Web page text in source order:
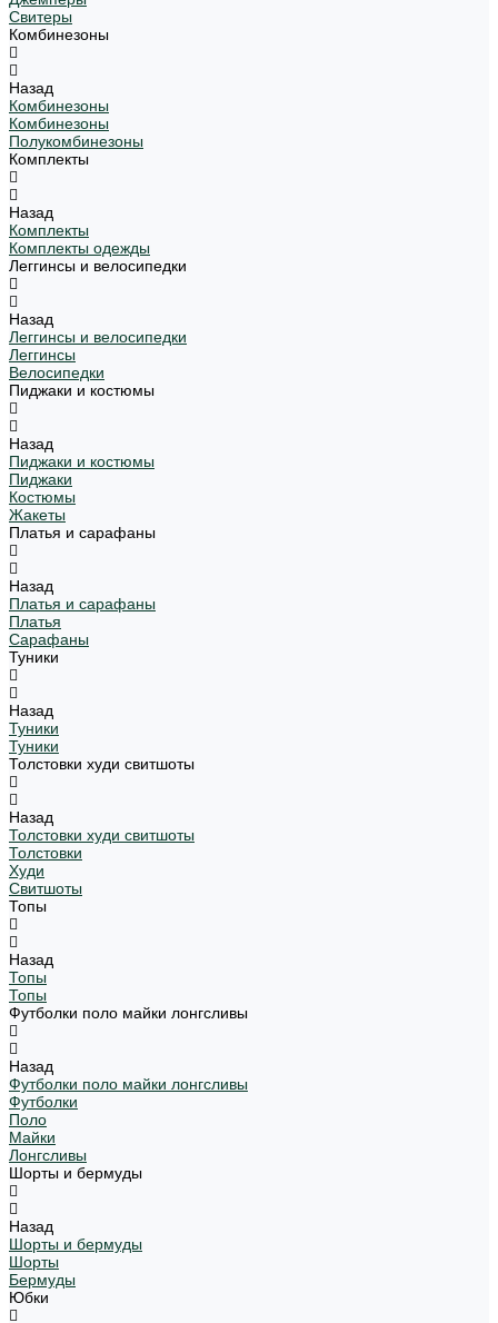
Свитеры
Комбинезоны
Назад
Комбинезоны
Комбинезоны
Полукомбинезоны
Комплекты
Назад
Комплекты
Комплекты одежды
Леггинсы и велосипедки
Назад
Леггинсы и велосипедки
Леггинсы
Велосипедки
Пиджаки и костюмы
Назад
Пиджаки и костюмы
Пиджаки
Костюмы
Жакеты
Платья и сарафаны
Назад
Платья и сарафаны
Платья
Сарафаны
Туники
Назад
Туники
Туники
Толстовки худи свитшоты
Назад
Толстовки худи свитшоты
Толстовки
Худи
Свитшоты
Топы
Назад
Топы
Топы
Футболки поло майки лонгсливы
Назад
Футболки поло майки лонгсливы
Футболки
Поло
Майки
Лонгсливы
Шорты и бермуды
Назад
Шорты и бермуды
Шорты
Бермуды
Юбки